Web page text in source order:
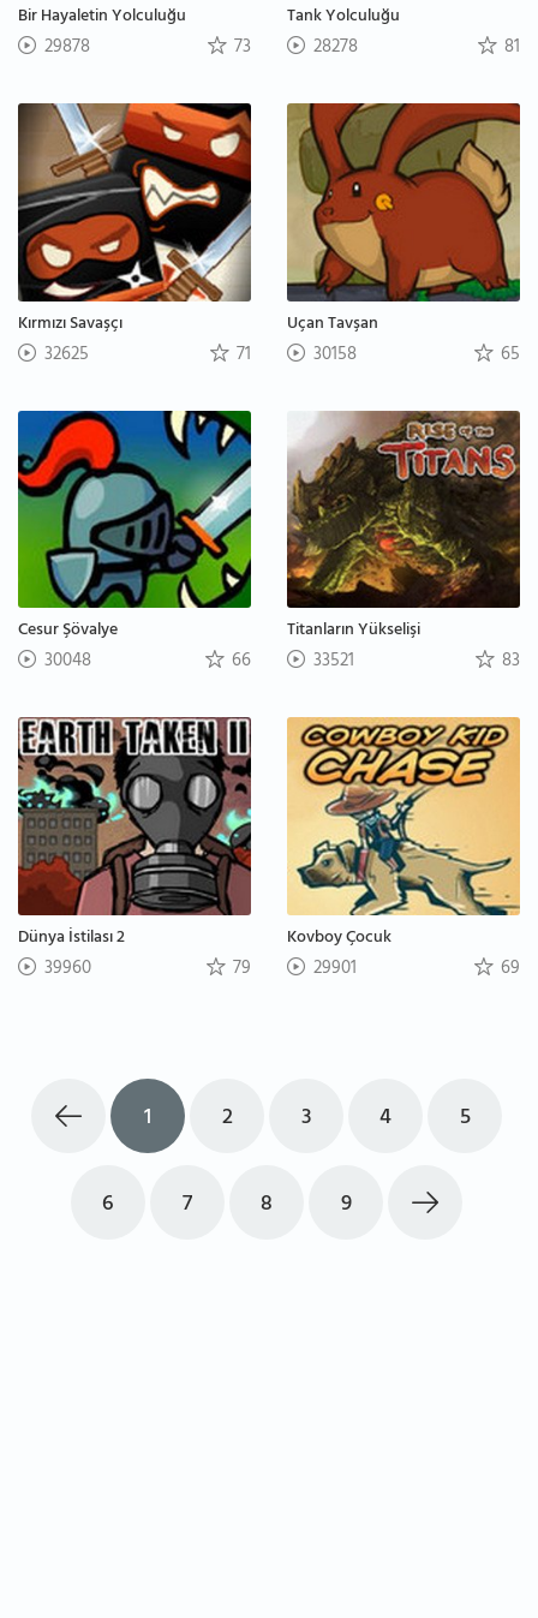
Bir Hayaletin Yolculuğu
29878 73
Tank Yolculuğu
28278 81
Kırmızı Savaşçı
32625 71
Uçan Tavşan
30158 65
Cesur Şövalye
30048 66
Titanların Yükselişi
33521 83
Dünya İstilası 2
39960 79
Kovboy Çocuk
29901 69
1 2 3 4 5
6 7 8 9